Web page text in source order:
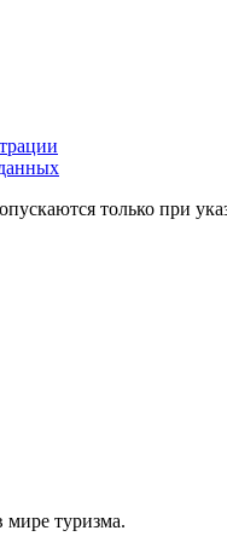
только при
мире туризма.